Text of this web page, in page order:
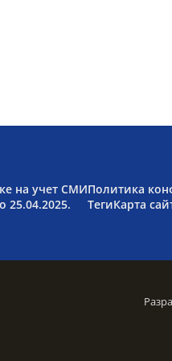
на учет СМИ
25.04.2025.
Политика
ТегиКарта